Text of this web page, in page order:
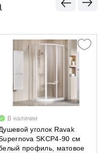
В наличии
уголок Ravak
SKCP4-90 см
профиль, матовое